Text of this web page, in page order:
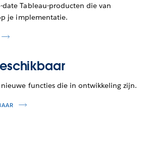
Tableau-producten die van
je implementatie.
functies die in ontwikkeling zijn.